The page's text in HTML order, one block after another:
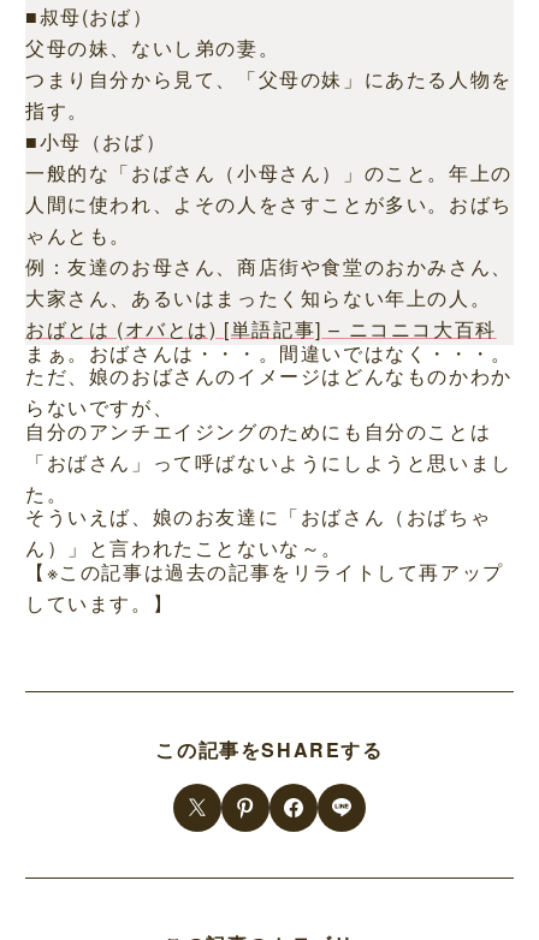
■叔母(おば）
父母の妹、ないし弟の妻。
つまり自分から見て、「父母の妹」にあたる人物を
指す。
■小母（おば）
一般的な「おばさん（小母さん）」のこと。年上の
人間に使われ、よその人をさすことが多い。おばち
ゃんとも。
例：友達のお母さん、商店街や食堂のおかみさん、
大家さん、あるいはまったく知らない年上の人。
おばとは (オバとは) [単語記事] – ニコニコ大百科
まぁ。おばさんは・・・。間違いではなく・・・。
ただ、娘のおばさんのイメージはどんなものかわか
らないですが、
自分のアンチエイジングのためにも自分のことは
「おばさん」って呼ばないようにしようと思いまし
た。
そういえば、娘のお友達に「おばさん（おばちゃ
ん）」と言われたことないな～。
【※この記事は過去の記事をリライトして再アップ
しています。】
この記事をSHAREする